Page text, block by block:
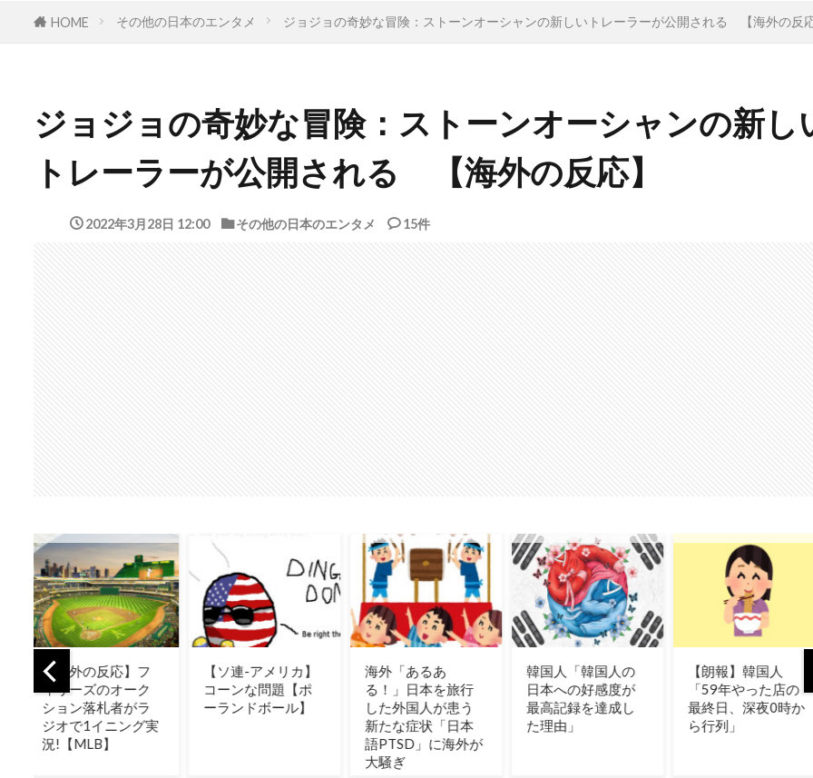
HOME その他の日本のエンタメ ジョジョの奇妙な冒険：ストーンオーシャンの新しいトレーラーが公開される 【海外の反
ジョジョの奇妙な冒険：ストーンオーシャンの新し
トレーラーが公開される 【海外の反応】
2022年3月28日 12:00 その他の日本のエンタメ 15件
海外「あるあ
る！」日本を旅行
した外国人が患う
韓国人「韓国人の
日本への好感度が
最高記録を達成し
た理由」
【朗報】韓国人
「59年やった店の
最終日、深夜0時か
ら行列」
海外「史上最高の
ゲームだと思って
る。そのうえで誰
にも勧めない」満
【ソ連-アメリカ】
コーンな問題【ポ
ーランドボール】